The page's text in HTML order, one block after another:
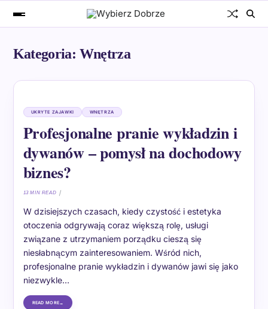
Kategoria: Wnętrza
UKRYTE ZAJAWKI WNĘTRZA
Profesjonalne pranie wykładzin i
dywanów – pomysł na dochodowy
biznes?
13 MIN READ
W dzisiejszych czasach, kiedy czystość i estetyka
otoczenia odgrywają coraz większą rolę, usługi
związane z utrzymaniem porządku cieszą się
niesłabnącym zainteresowaniem. Wśród nich,
profesjonalne pranie wykładzin i dywanów jawi się jako
niezwykle…
READ MORE